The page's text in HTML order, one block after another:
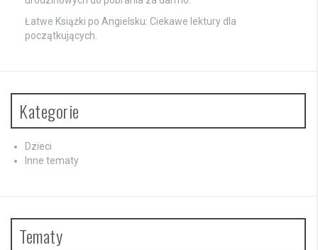
Łatwe Książki po Angielsku: Ciekawe lektury dla
początkujących.
Kategorie
Dzieci
Inne tematy
Tematy